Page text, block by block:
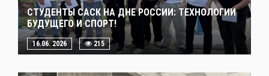
СТУДЕНТЫ САСК НА ДНЕ РОССИИ: ТЕХНОЛОГИИ
БУДУЩЕГО И СПОРТ!
16.06. 2026 215